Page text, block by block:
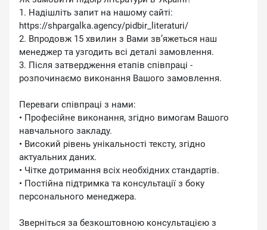
1. Надішліть запит на нашому сайті:
https://shpargalka.agency/pidbir_literaturi/
2. Впродовж 15 хвилин з Вами зв’яжеться наш
менеджер та узгодить всі деталі замовлення.
3. Після затвердження етапів співпраці -
розпочинаємо виконання Вашого замовлення.
Переваги співпраці з нами:
• Професійне виконання, згідно вимогам Вашого
навчального закладу.
• Високий рівень унікальності тексту, згідно
актуальних даних.
• Чітке дотримання всіх необхідних стандартів.
• Постійна підтримка та консультації з боку
персонального менеджера.
Зверніться за безкоштовною консультацією з